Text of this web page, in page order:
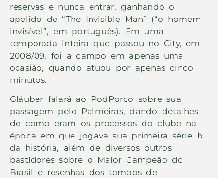
reservas e nunca entrar, ganhando o
apelido de “The Invisible Man” (“o homem
invisível”, em português). Em uma
temporada inteira que passou no City, em
2008/09, foi a campo em apenas uma
ocasião, quando atuou por apenas cinco
minutos.
Gláuber falará ao PodPorco sobre sua
passagem pelo Palmeiras, dando detalhes
de como eram os processos do clube na
época em que jogava sua primeira série b
da história, além de diversos outros
bastidores sobre o Maior Campeão do
Brasil e resenhas dos tempos de